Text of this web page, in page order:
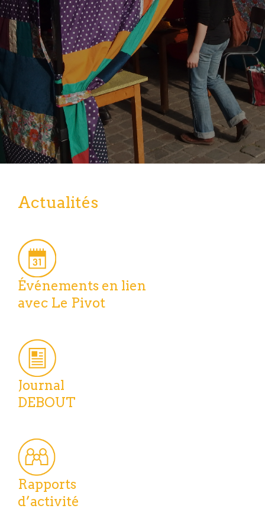
t
Actualités
Événements en lien
avec Le Pivot
Journal
DEBOUT
Rapports
d’activité